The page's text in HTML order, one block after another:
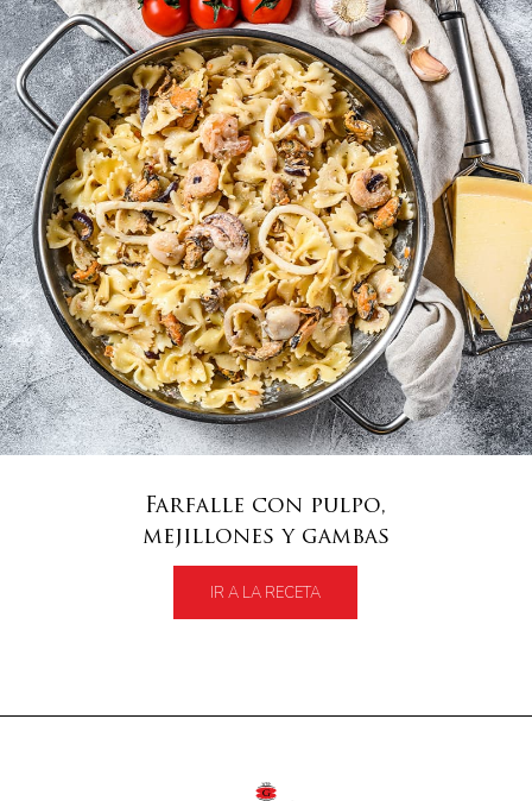
Farfalle con pulpo,
mejillones y gambas
IR A LA RECETA